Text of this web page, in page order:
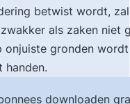
betwist wordt,
als zaken niet
onjuiste gronden
handen.
downloaden